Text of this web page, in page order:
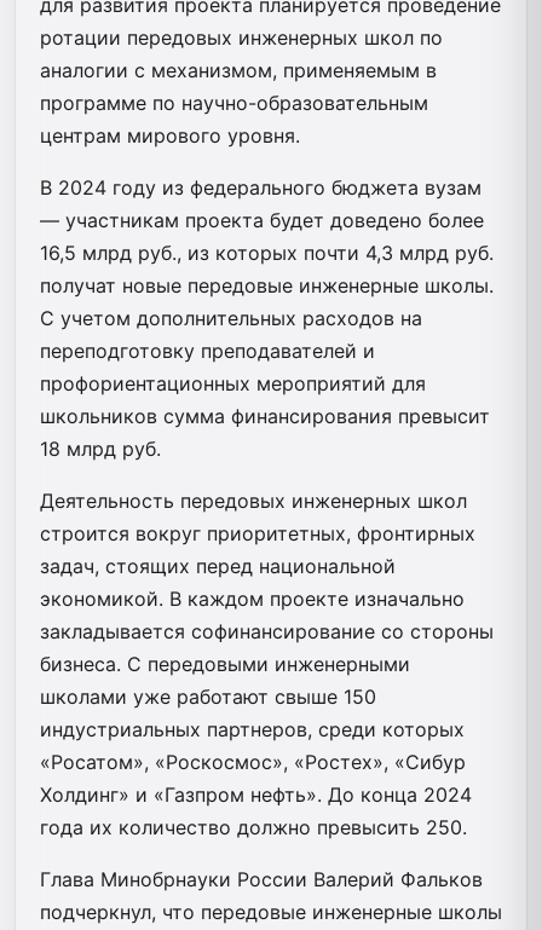
ротации передовых инженерных школ по
аналогии с механизмом, применяемым в
программе по научно-образовательным
центрам мирового уровня.
В 2024 году из федерального бюджета вузам
— участникам проекта будет доведено более
16,5 млрд руб., из которых почти 4,3 млрд руб.
получат новые передовые инженерные школы.
С учетом дополнительных расходов на
переподготовку преподавателей и
профориентационных мероприятий для
школьников сумма финансирования превысит
18 млрд руб.
Деятельность передовых инженерных школ
строится вокруг приоритетных, фронтирных
задач, стоящих перед национальной
экономикой. В каждом проекте изначально
закладывается софинансирование со стороны
бизнеса. С передовыми инженерными
школами уже работают свыше 150
индустриальных партнеров, среди которых
«Росатом», «Роскосмос», «Ростех», «Сибур
Холдинг» и «Газпром нефть». До конца 2024
года их количество должно превысить 250.
Глава Минобрнауки России Валерий Фальков
подчеркнул, что передовые инженерные школы